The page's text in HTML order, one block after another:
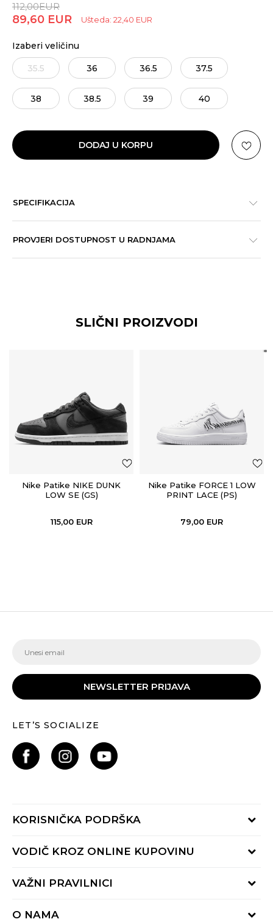
112,00EUR
89,60 EUR Ušteda: 22,40 EUR
Izaberi veličinu
35.5 36 36.5 37.5
38 38.5 39 40
DODAJ U KORPU
SPECIFIKACIJA
PROVJERI DOSTUPNOST U RADNJAMA
SLIČNI PROIZVODI
Nike Patike NIKE DUNK
LOW SE (GS)
115,00 EUR
Nike Patike FORCE 1 LOW
PRINT LACE (PS)
79,00 EUR
NEWSLETTER PRIJAVA
LET’S SOCIALIZE
KORISNIČKA PODRŠKA
Provjeri status porudžbine
Radno vrijeme 9-16h
VODIČ KROZ ONLINE KUPOVINU
Načini isporuke
Reklamacije
VAŽNI PRAVILNICI
O NAMA